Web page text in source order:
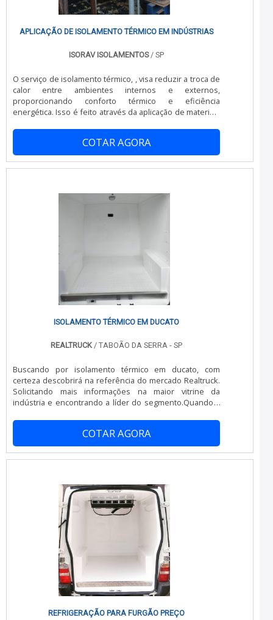
APLICAÇÃO DE ISOLAMENTO TÉRMICO EM INDÚSTRIAS
ISORAV ISOLAMENTOS/ SP
O serviço de isolamento térmico, , visa reduzir a troca de
calor entre ambientes internos e externos,
proporcionando conforto térmico e eficiência
energética. Isso é feito através da aplicação de materiais
caldeiras de alta temperaturas fabricas /industrias, que
formam barreiras contra a condução, convecção e
radiação térmica.
COTAR AGORA
ISOLAMENTO TÉRMICO EM DUCATO
REALTRUCK/ TABOÃO DA SERRA - SP
Buscando por isolamento térmico em ducato, com
certeza descobrirá na referência do mercado Realtruck.
Solicitando mais informações na maior vitrine da
indústria e encontrando a líder do segmento.Quando a
melhores profissionais da Realtruck obterá precisão
com parcelamento em até 12x no cartão de crédito.MAIS
DETALHES SOBRE ISOLAMENTO TÉRMICO EM DUCATOHá
muitas maneiras eficientes de demonstrar competência
alta qualidade onde são realizadas as
atividades; Estrutura suficiente para atender todas as
demandas; Portfólio rico em produtos de
qualidade. Tudo para oferecer isolamento térmico em
ducato com precisão. Ainda focando na qualidade em
isolamento térmico em ducato, deve-se descartar
empresas que não tenham produtos e serviços com
ótima qualidade e excelente custo-benefício, detalhes
que passam despercebidos e podem gerar prejuízo
futuros para os clientes.É por tudo isso e muito mais
segmento de refrigeração para transporte. O objetivo é
COTAR AGORA
REFRIGERAÇÃO PARA FURGÃO PREÇO